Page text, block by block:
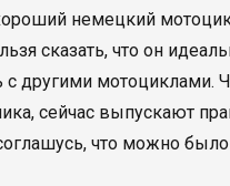
немецкий
сказать, что он
с другими мотоциклами.
сейчас выпускают
что можно